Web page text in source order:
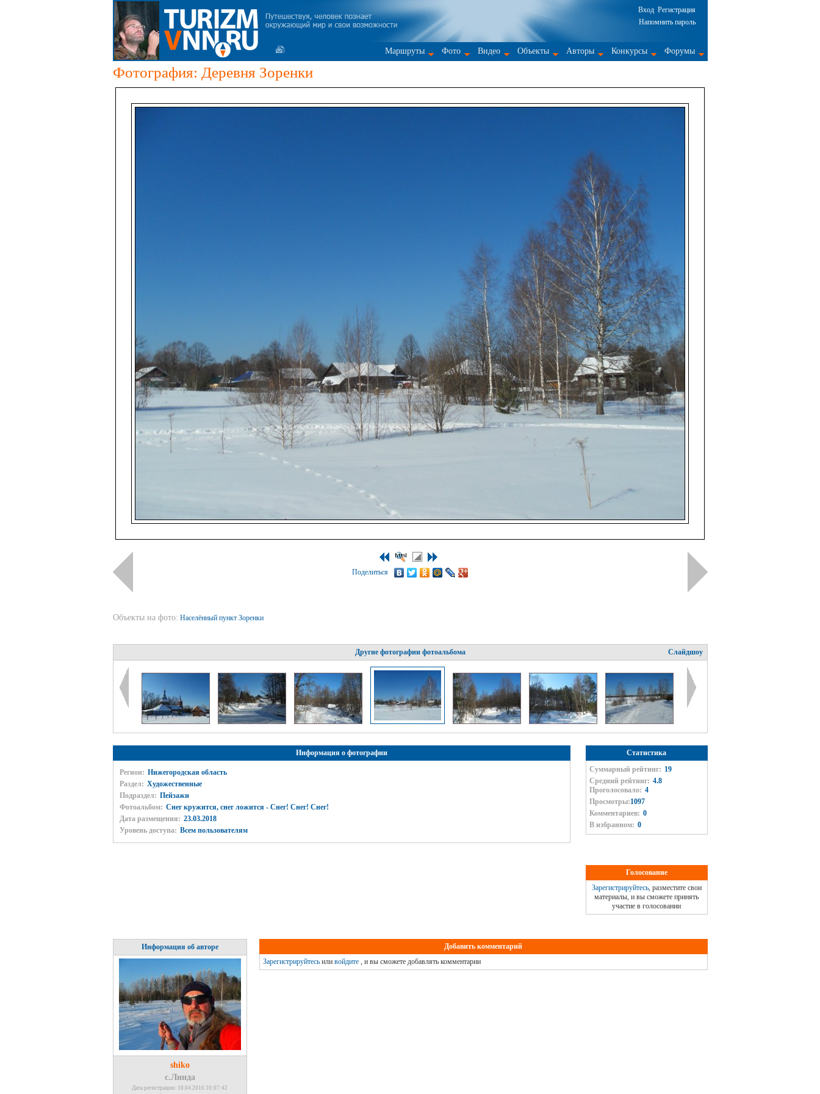
Вход Регистрация
Напомнить пароль
Маршруты Фото Видео Объекты Авторы Конкурсы Форумы
Фотография: Деревня Зоренки
Поделиться
Объекты на фото: Населённый пункт Зоренки
Другие фотографии фотоальбома Слайдшоу
Информация о фотографии
Регион: Нижегородская область
Раздел: Художественные
Подраздел: Пейзажи
Фотоальбом: Снег кружится, снег ложится - Снег! Снег! Снег!
Дата размещения: 23.03.2018
Уровень доступа: Всем пользователям
Статистика
Суммарный рейтинг: 19
Средний рейтинг: 4.8
Проголосовало: 4
Просмотры:1097
Комментариев: 0
В избранном: 0
Голосование
Зарегистрируйтесь, разместите свои
материалы, и вы сможете принять
участие в голосовании
Информация об авторе
shiko
с.Линда
Дата регистрации: 10.04.2016 10:07:42
Добавить комментарий
Зарегистрируйтесьили войдите, и вы сможете добавлять комментарии